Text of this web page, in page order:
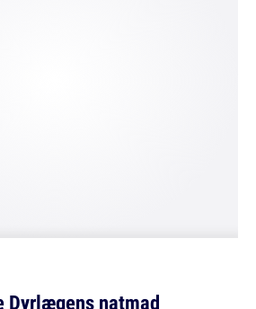
Dyrlægens natmad